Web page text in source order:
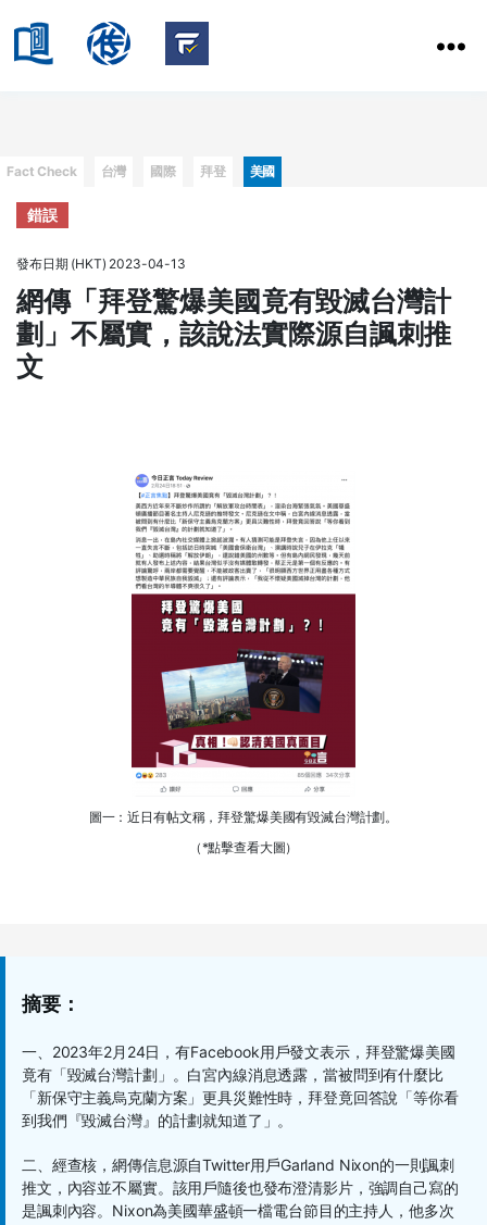
HKBU
of
Communication
Categories
Fact Check 台灣 國際 拜登 美國
錯誤
發布日期 (HKT) 2023-04-13
網傳「拜登驚爆美國竟有毀滅台灣計
劃」不屬實，該說法實際源自諷刺推
文
圖一：近日有帖文稱，拜登驚爆美國有毀滅台灣計劃。
（*點擊查看大圖）
摘要：
一、 2023年2月 24日，有Facebook用戶發文表示，拜登驚爆美國
竟有「毀滅台灣計劃」。白宮內線消息透露，當被問到有什麼比
「新保守主義烏克蘭方案」更具災難性時，拜登竟回答說「等你看
到我們『毀滅台灣』的計劃就知道了」。
二、經查核，網傳信息源自Twitter用戶Garland Nixon的一則諷刺
推文，內容並不屬實。該用戶隨後也發布澄清影片，強調自己寫的
是諷刺內容。 Nixon為美國華盛頓一檔電台節目的主持人，他多次